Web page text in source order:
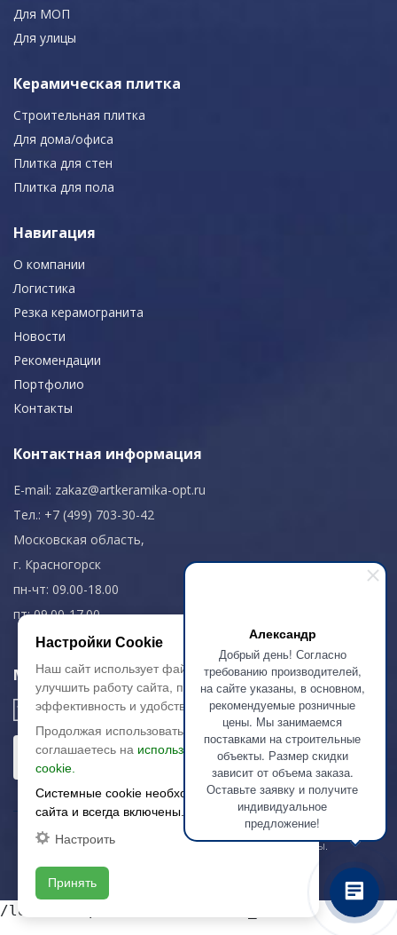
Александр
Добрый день! Согласно
требованию производителей,
на сайте указаны, в основном,
рекомендуемые розничные
цены. Мы занимаемся
поставками на строительные
объекты. Размер скидки
зависит от объема заказа.
Оставьте заявку и получите
индивидуальное
предложение!
Для МОП
Для улицы
Керамическая плитка
Строительная плитка
Для дома/офиса
Плитка для стен
Плитка для пола
Навигация
О компании
Логистика
Резка керамогранита
Новости
Рекомендации
Портфолио
Контакты
Контактная информация
E-mail: zakaz@artkeramika-opt.ru
Тел.: +7 (499) 703-30-42
Московская область,
г. Красногорск
пн-чт: 09.00-18.00
пт: 09.00-17.00
Мы в соц. сетях
© 2003-2026 «Арткерамика». Все права защищены.
/local/templates/artkeramika_new
Настройки Cookie
Наш сайт использует файлы cookie, чтобы
улучшить работу сайта, повысить его
эффективность и удобство.
Продолжая использовать сайт, вы
соглашаетесь на использование файлов
cookie.
Системные cookie необходимы для работы
сайта и всегда включены.
Настроить
Принять